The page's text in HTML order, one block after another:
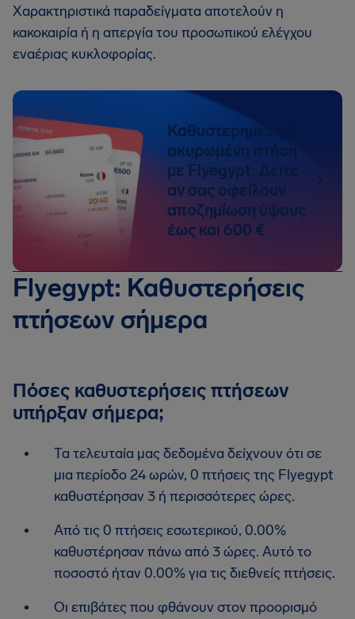
Χαρακτηριστικά παραδείγματα αποτελούν η
κακοκαιρία ή η απεργία του προσωπικού ελέγχου
εναέριας κυκλοφορίας.
Καθυστερημένη ή
ακυρωμένη πτήση
με Flyegypt; Δείτε
αν σας οφείλουν
αποζημίωση ύψους
έως και 600 €
Flyegypt: Καθυστερήσεις
πτήσεων σήμερα
Πόσες καθυστερήσεις πτήσεων
υπήρξαν σήμερα;
Τα τελευταία μας δεδομένα δείχνουν ότι σε
μια περίοδο 24 ωρών, 0 πτήσεις της Flyegypt
καθυστέρησαν 3 ή περισσότερες ώρες.
Από τις 0 πτήσεις εσωτερικού, 0.00%
καθυστέρησαν πάνω από 3 ώρες. Αυτό το
ποσοστό ήταν 0.00% για τις διεθνείς πτήσεις.
Οι επιβάτες που φθάνουν στον προορισμό